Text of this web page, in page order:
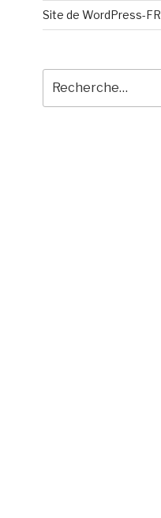
Site de WordPress-FR
pour
: